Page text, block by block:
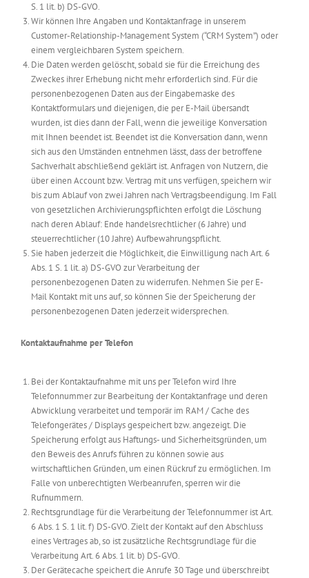
S. 1 lit. b) DS-GVO.
Wir können Ihre Angaben und Kontaktanfrage in unserem
Customer-Relationship-Management System (“CRM System”) oder
einem vergleichbaren System speichern.
Die Daten werden gelöscht, sobald sie für die Erreichung des
Zweckes ihrer Erhebung nicht mehr erforderlich sind. Für die
personenbezogenen Daten aus der Eingabemaske des
Kontaktformulars und diejenigen, die per E-Mail übersandt
wurden, ist dies dann der Fall, wenn die jeweilige Konversation
mit Ihnen beendet ist. Beendet ist die Konversation dann, wenn
sich aus den Umständen entnehmen lässt, dass der betroffene
Sachverhalt abschließend geklärt ist. Anfragen von Nutzern, die
über einen Account bzw. Vertrag mit uns verfügen, speichern wir
bis zum Ablauf von zwei Jahren nach Vertragsbeendigung. Im Fall
von gesetzlichen Archivierungspflichten erfolgt die Löschung
nach deren Ablauf: Ende handelsrechtlicher (6 Jahre) und
steuerrechtlicher (10 Jahre) Aufbewahrungspflicht.
Sie haben jederzeit die Möglichkeit, die Einwilligung nach Art. 6
Abs. 1 S. 1 lit. a) DS-GVO zur Verarbeitung der
personenbezogenen Daten zu widerrufen. Nehmen Sie per E-
Mail Kontakt mit uns auf, so können Sie der Speicherung der
personenbezogenen Daten jederzeit widersprechen.
Kontaktaufnahme per Telefon
Bei der Kontaktaufnahme mit uns per Telefon wird Ihre
Telefonnummer zur Bearbeitung der Kontaktanfrage und deren
Abwicklung verarbeitet und temporär im RAM / Cache des
Telefongerätes / Displays gespeichert bzw. angezeigt. Die
Speicherung erfolgt aus Haftungs- und Sicherheitsgründen, um
den Beweis des Anrufs führen zu können sowie aus
wirtschaftlichen Gründen, um einen Rückruf zu ermöglichen. Im
Falle von unberechtigten Werbeanrufen, sperren wir die
Rufnummern.
Rechtsgrundlage für die Verarbeitung der Telefonnummer ist Art.
6 Abs. 1 S. 1 lit. f) DS-GVO. Zielt der Kontakt auf den Abschluss
eines Vertrages ab, so ist zusätzliche Rechtsgrundlage für die
Verarbeitung Art. 6 Abs. 1 lit. b) DS-GVO.
Der Gerätecache speichert die Anrufe 30 Tage und überschreibt